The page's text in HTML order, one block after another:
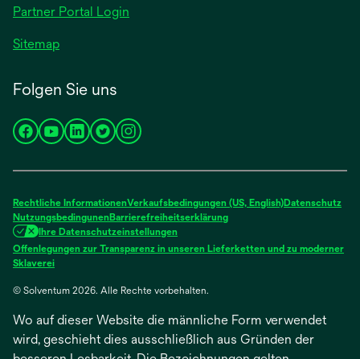
Partner Portal Login
Sitemap
Folgen Sie uns
wird
neuen
Registerkarte
geöffnet
wird
neuen
Registerkarte
geöffnet
wird
neuen
Registerkarte
geöffnet
wird
neuen
Registerkarte
geöffnet
wird
neuen
Registerkarte
geöffnet
Rechtliche InformationenVerkaufsbedingungen (US, English)Datenschutz
NutzungsbedingunenBarrierefreiheitserklärung
Ihre Datenschutzeinstellungen
Offenlegungen zur Transparenz in unseren Lieferketten und zu moderner
Sklavereiwird
einer
Registerkarte
geöffnet
© Solventum 2026. Alle Rechte vorbehalten.
Wo auf dieser Website die männliche Form verwendet
wird, geschieht dies ausschließlich aus Gründen der